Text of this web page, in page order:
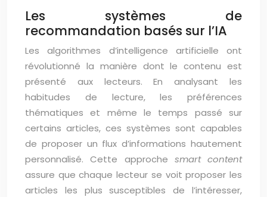
Les systèmes de
recommandation basés sur l’IA
Les algorithmes d’intelligence artificielle ont
révolutionné la manière dont le contenu est
présenté aux lecteurs. En analysant les
habitudes de lecture, les préférences
thématiques et même le temps passé sur
certains articles, ces systèmes sont capables
de proposer un flux d’informations hautement
personnalisé. Cette approche smart content
assure que chaque lecteur se voit proposer les
articles les plus susceptibles de l’intéresser,